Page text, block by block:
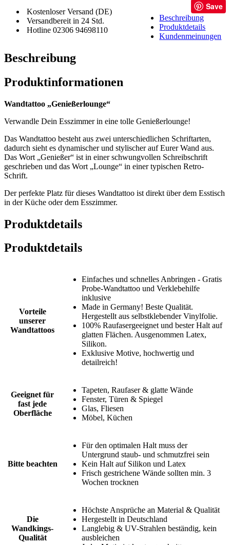
Kostenloser Versand (DE)
Versandbereit in 24 Std.
Hotline 02306 94698110
Save
Beschreibung
Produktdetails
Kundenmeinungen
Beschreibung
Produktinformationen
Wandtattoo „Genießerlounge“
Verwandle Dein Esszimmer in eine tolle Genießerlounge!
Das Wandtattoo besteht aus zwei unterschiedlichen Schriftarten,
dadurch sieht es dynamischer und stylischer auf Eurer Wand aus.
Das Wort „Genießer“ ist in einer schwungvollen Schreibschrift
geschrieben und das Wort „Lounge“ in einer typischen Retro-
Schrift.
Der perfekte Platz für dieses Wandtattoo ist direkt über dem Esstisch
in der Küche oder dem Esszimmer.
Produktdetails
Produktdetails
Vorteile
unserer
Wandtattoos
Einfaches und schnelles Anbringen - Gratis
Probe-Wandtattoo und Verklebehilfe
inklusive
Made in Germany! Beste Qualität.
Hergestellt aus selbstklebender Vinylfolie.
100% Raufasergeeignet und bester Halt auf
glatten Flächen. Ausgenommen Latex,
Silikon.
Exklusive Motive, hochwertig und
detailreich!
Geeignet für
fast jede
Oberfläche
Tapeten, Raufaser & glatte Wände
Fenster, Türen & Spiegel
Glas, Fliesen
Möbel, Küchen
Bitte beachten
Für den optimalen Halt muss der
Untergrund staub- und schmutzfrei sein
Kein Halt auf Silikon und Latex
Frisch gestrichene Wände sollten min. 3
Wochen trocknen
Die
Wandkings-
Qualität
Höchste Ansprüche an Material & Qualität
Hergestellt in Deutschland
Langlebig & UV-Strahlen beständig, kein
ausbleichen